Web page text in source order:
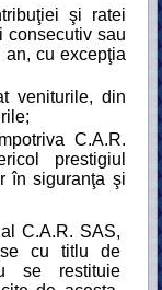
şi ratei
consecutiv sau
cu excepţia
veniturile, din
C.A.R.
prestigiul
în siguranţa şi
C.A.R. SAS,
cu titlu de
se restituie